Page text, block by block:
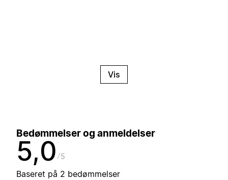
Vis
Bedømmelser og anmeldelser
5,0 5
Baseret på 2 bedømmelser